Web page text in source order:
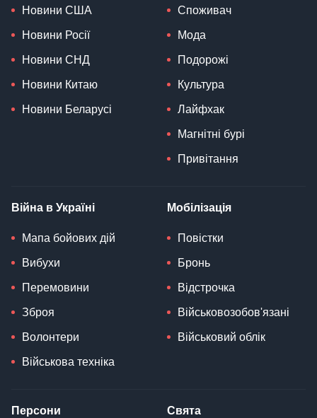
Новини США
Новини Росії
Новини СНД
Новини Китаю
Новини Беларусі
Споживач
Мода
Подорожі
Культура
Лайфхак
Магнітні бурі
Привітання
Війна в Україні
Мапа бойових дій
Вибухи
Перемовини
Зброя
Волонтери
Військова техніка
Мобілізація
Повістки
Бронь
Відстрочка
Військовозобов'язані
Військовий облік
Персони Свята